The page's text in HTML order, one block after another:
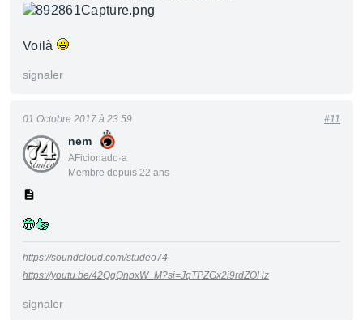
Voilà
signaler
nem
AFicionado·a
Membre depuis 22 ans
01 Octobre 2017 à 23:59 #11
https://soundcloud.com/studeo74
https://youtu.be/42QgQnpxW_M?si=JqTPZGx2i9rdZOHz
signaler